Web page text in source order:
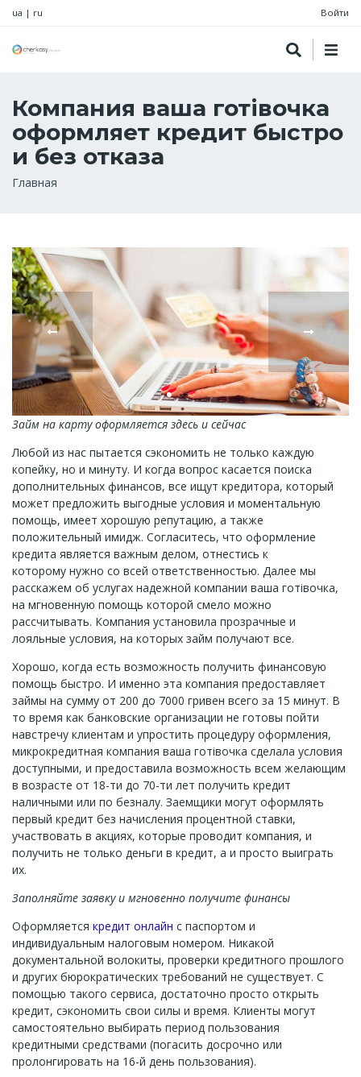
ua | ru Войти
Компания ваша готівочка
оформляет кредит быстро
и без отказа
Строка
Главная
Займ на карту оформляется здесь и сейчас
Любой из нас пытается сэкономить не только каждую
копейку, но и минуту. И когда вопрос касается поиска
дополнительных финансов, все ищут кредитора, который
может предложить выгодные условия и моментальную
помощь, имеет хорошую репутацию, а также
положительный имидж. Согласитесь, что оформление
кредита является важным делом, отнестись к
которому нужно со всей ответственностью. Далее мы
расскажем об услугах надежной компании ваша готівочка,
на мгновенную помощь которой смело можно
рассчитывать. Компания установила прозрачные и
лояльные условия, на которых займ получают все.
Хорошо, когда есть возможность получить финансовую
помощь быстро. И именно эта компания предоставляет
займы на сумму от 200 до 7000 гривен всего за 15 минут. В
то время как банковские организации не готовы пойти
навстречу клиентам и упростить процедуру оформления,
микрокредитная компания ваша готівочка сделала условия
доступными, и предоставила возможность всем желающим
в возрасте от 18-ти до 70-ти лет получить кредит
наличными или по безналу. Заемщики могут оформлять
первый кредит без начисления процентной ставки,
участвовать в акциях, которые проводит компания, и
получить не только деньги в кредит, а и просто выиграть
их.
Заполняйте заявку и мгновенно получите финансы
Оформляется кредит онлайн с паспортом и
индивидуальным налоговым номером. Никакой
документальной волокиты, проверки кредитного прошлого
и других бюрократических требований не существует. С
помощью такого сервиса, достаточно просто открыть
кредит, сэкономить свои силы и время. Клиенты могут
самостоятельно выбирать период пользования
кредитными средствами (погасить досрочно или
пролонгировать на 16-й день пользования).